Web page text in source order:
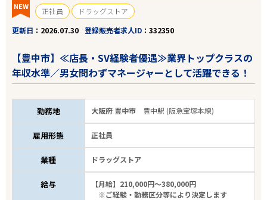
NEW 正社員
ドラッグストア
更新日
2026.07.30 登録販売者求人ID 332350
【豊中市】≪店長・SV経験者優遇≫業界トップクラスの
年収水準／男女問わずマネージャーとして活躍できる！
勤務地 大阪府 豊中市 豊中駅 (阪急宝塚本線)
雇用形態 正社員
業種 ドラッグストア
給与
【月給】210,000円～380,000円
※ご経験・勤務区分等により決定します